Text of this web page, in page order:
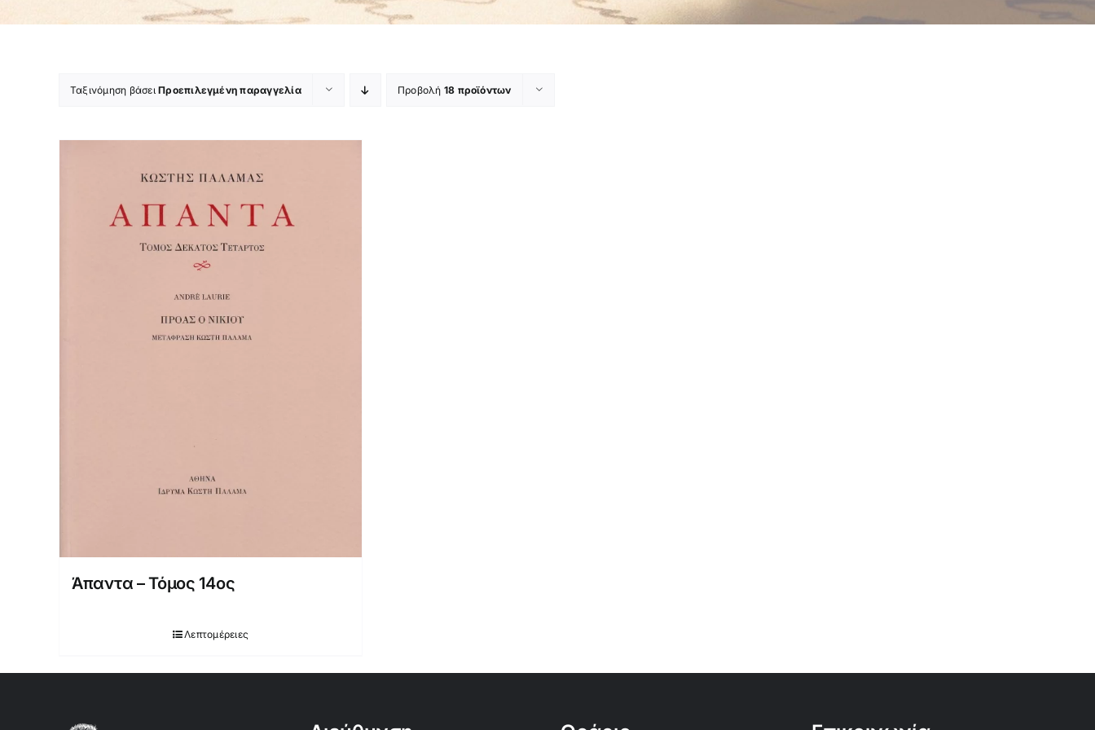
Ταξινόμηση βάσειΠροεπιλεγμένη παραγγελία Προβολή 18 προϊόντων
Άπαντα – Τόμος 14ος
Λεπτομέρειες